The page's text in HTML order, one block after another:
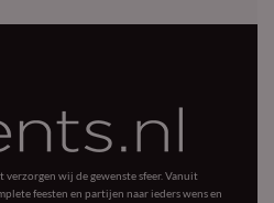
wij de gewenste sfeer. Vanuit
feesten en partijen naar ieders wens en